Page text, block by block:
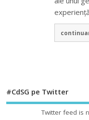
#CdSG pe Twitter
Twitter feed is